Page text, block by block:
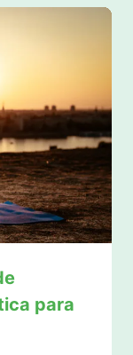
para